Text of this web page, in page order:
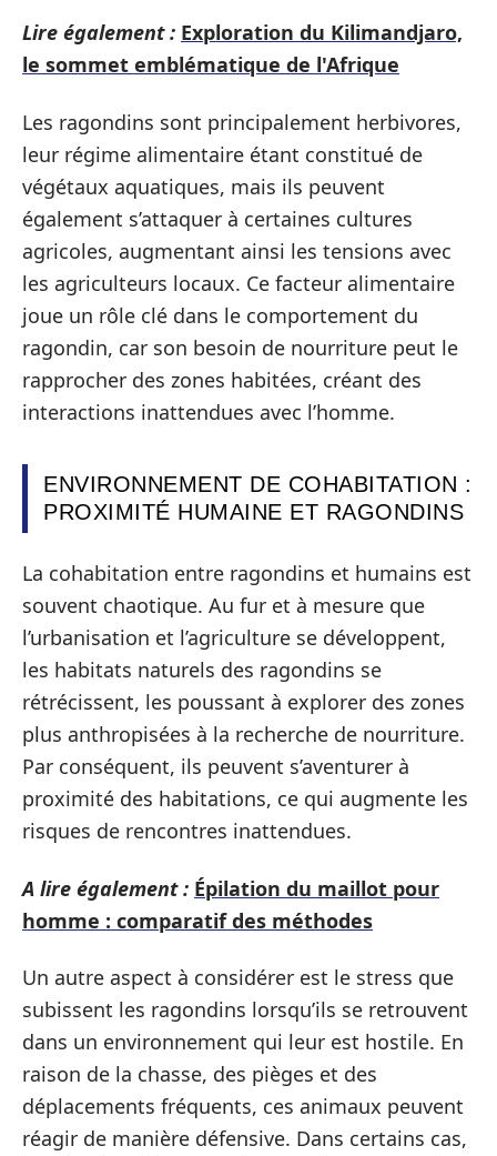
Lire également : Exploration du Kilimandjaro,
le sommet emblématique de l'Afrique
Les ragondins sont principalement herbivores,
leur régime alimentaire étant constitué de
végétaux aquatiques, mais ils peuvent
également s’attaquer à certaines cultures
agricoles, augmentant ainsi les tensions avec
les agriculteurs locaux. Ce facteur alimentaire
joue un rôle clé dans le comportement du
ragondin, car son besoin de nourriture peut le
rapprocher des zones habitées, créant des
interactions inattendues avec l’homme.
ENVIRONNEMENT DE COHABITATION :
PROXIMITÉ HUMAINE ET RAGONDINS
La cohabitation entre ragondins et humains est
souvent chaotique. Au fur et à mesure que
l’urbanisation et l’agriculture se développent,
les habitats naturels des ragondins se
rétrécissent, les poussant à explorer des zones
plus anthropisées à la recherche de nourriture.
Par conséquent, ils peuvent s’aventurer à
proximité des habitations, ce qui augmente les
risques de rencontres inattendues.
A lire également : Épilation du maillot pour
homme : comparatif des méthodes
Un autre aspect à considérer est le stress que
subissent les ragondins lorsqu’ils se retrouvent
dans un environnement qui leur est hostile. En
raison de la chasse, des pièges et des
déplacements fréquents, ces animaux peuvent
réagir de manière défensive. Dans certains cas,